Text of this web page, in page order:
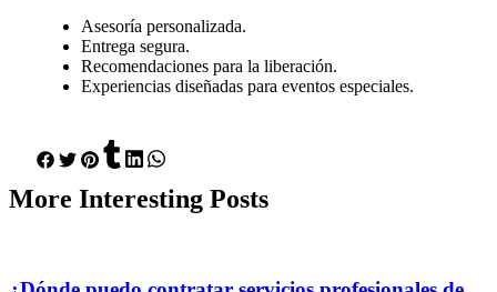
Asesoría personalizada.
Entrega segura.
Recomendaciones para la liberación.
Experiencias diseñadas para eventos especiales.
More Interesting Posts